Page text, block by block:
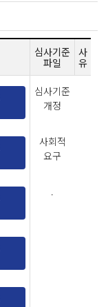
심사기준
파일
사
유
심사기준
개정
사회적
요구
.